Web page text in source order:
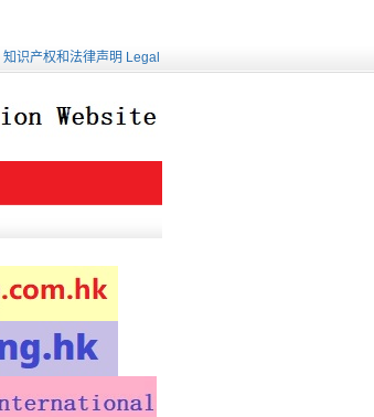
知识产权和法律声明 Legal